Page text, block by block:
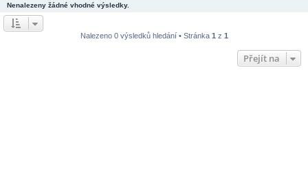
Nenalezeny žádné vhodné výsledky.
Nalezeno 0 výsledků hledání • Stránka 1 z 1
Přejít na